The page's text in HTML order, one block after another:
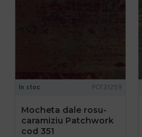
In stoc PCF21259
Mocheta dale rosu-
caramiziu Patchwork
cod 351